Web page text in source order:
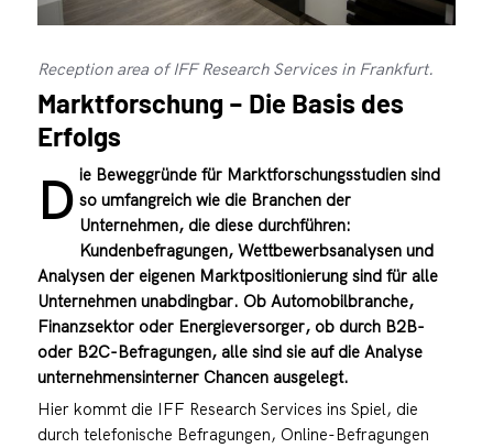
Reception area of IFF Research Services in Frankfurt.
Marktforschung – Die Basis des
Erfolgs
D ie Beweggründe für Marktforschungsstudien sind
so umfangreich wie die Branchen der
Unternehmen, die diese durchführen:
Kundenbefragungen, Wettbewerbsanalysen und
Analysen der eigenen Marktpositionierung sind für alle
Unternehmen unabdingbar. Ob Automobilbranche,
Finanzsektor oder Energieversorger, ob durch B2B-
oder B2C-Befragungen, alle sind sie auf die Analyse
unternehmensinterner Chancen ausgelegt.
Hier kommt die IFF Research Services ins Spiel, die
durch telefonische Befragungen, Online-Befragungen